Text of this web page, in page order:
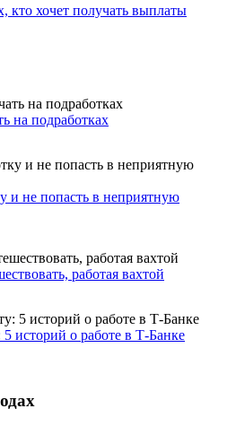
кто хочет получать выплаты
на подработках
и не попасть в неприятную
работая вахтой
историй о работе в Т-Банке